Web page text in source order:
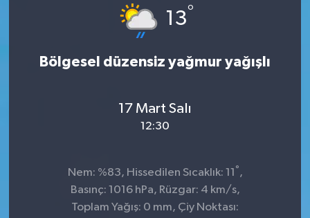
13°
Bölgesel düzensiz yağmur yağışlı
17 Mart Salı
12:30
Nem: %83, Hissedilen Sıcaklık: 11 ° ,
Basınç: 1016 hPa, Rüzgar: 4 km/s,
Toplam Yağış: 0 mm, Çiy Noktası: